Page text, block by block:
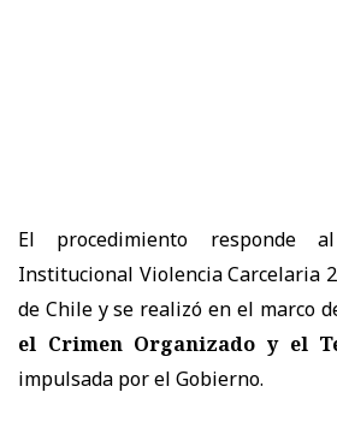
El procedimiento responde
Institucional Violencia Carcelaria
de Chile y se realizó en el marco
el Crimen Organizado y el
impulsada por el Gobierno.